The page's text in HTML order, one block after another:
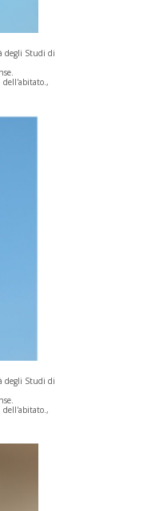
degli Studi di
dell'abitato.,
degli Studi di
dell'abitato.,